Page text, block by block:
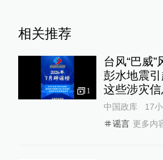
相关推荐
1
台风“巴威
彭水地震
这些涉灾
中国政库
17
谣言 更多内